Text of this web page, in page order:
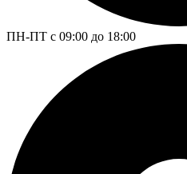
ПН-ПТ с 09:00 до 18:00